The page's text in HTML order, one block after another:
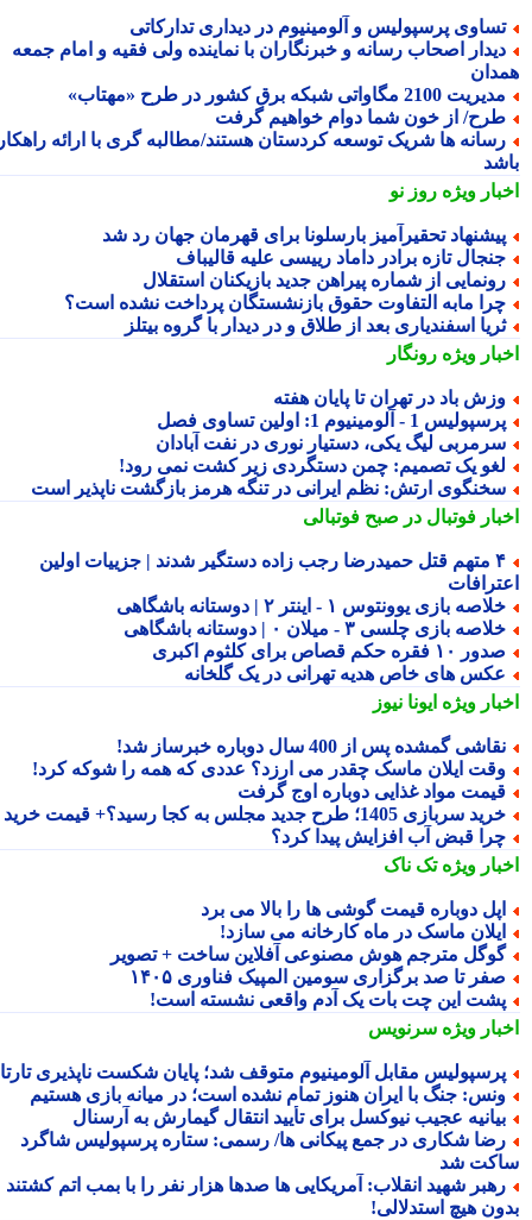
پرسپولیس و آلومینیوم در دیداری تدارکاتی
اصحاب رسانه و خبرنگاران با نماینده ولی فقیه و امام جمعه
2100 مگاواتی شبکه برق کشور در طرح «مهتاب»
از خون شما دوام خواهیم گرفت
ها شریک توسعه کردستان هستند/مطالبه گری با ارائه راهکار
ویژهروز نو
تحقیرآمیز بارسلونا برای قهرمان جهان رد شد
تازه برادر داماد رییسی علیه قالیباف
از شماره پیراهن جدید بازیکنان استقلال
مابه التفاوت حقوق بازنشستگان پرداخت نشده است؟
اسفندیاری بعد از طلاق و در دیدار با گروه بیتلز
ویژهرونگار
باد در تهران تا پایان هفته
1 - آلومینیوم 1: اولین تساوی فصل
لیگ یکی، دستیار نوری در نفت آبادان
یک تصمیم: چمن دستگردی زیر کشت نمی رود!
ارتش: نظم ایرانی در تنگه هرمز بازگشت ناپذیر است
فوتبال در صبح فوتبالی
۴ متهم قتل حمیدرضا رجب زاده دستگیر شدند | جزییات اولین
بازی یوونتوس ۱ - اینتر ۲ | دوستانه باشگاهی
بازی چلسی ۳ - میلان ۰ | دوستانه باشگاهی
۱۰ فقره حکم قصاص برای کلثوم اکبری
های خاص هدیه تهرانی در یک گلخانه
ویژهایونا نیوز
گمشده پس از 400 سال دوباره خبرساز شد!
ایلان ماسک چقدر می ارزد؟ عددی که همه را شوکه کرد!
مواد غذایی دوباره اوج گرفت
سربازی 1405؛ طرح جدید مجلس به کجا رسید؟+ قیمت خرید
قبض آب افزایش پیدا کرد؟
ویژهتک ناک
دوباره قیمت گوشی ها را بالا می برد
ماسک در ماه کارخانه می سازد!
مترجم هوش مصنوعی آفلاین ساخت + تصویر
تا صد برگزاری سومین المپیک فناوری ۱۴۰۵
این چت بات یک آدم واقعی نشسته است!
ویژهسرنویس
مقابل آلومینیوم متوقف شد؛ پایان شکست ناپذیری تارتار
جنگ با ایران هنوز تمام نشده است؛ در میانه بازی هستیم
عجیب نیوکسل برای تأیید انتقال گیمارش به آرسنال
شکاری در جمع پیکانی ها/ رسمی: ستاره پرسپولیس شاگرد
شد
شهید انقلاب: آمریکایی ها صدها هزار نفر را با بمب اتم کشتند
هیچ استدلالی!